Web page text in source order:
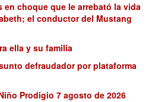
en choque que le arrebató la vida
el conductor del Mustang
ella y su familia
defraudador por plataforma
Prodigio 7 agosto de 2026